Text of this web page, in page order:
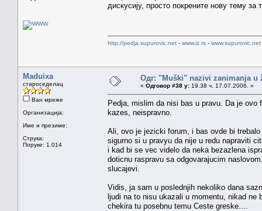
дискусију, просто покрените нову тему за
http://pedja.supurovic.net - www.iz.rs - www.supurovic.net
Maduixa
староседелац
Ван мреже
Организација:
Име и презиме:
Струка:
Поруке: 1.014
Одг: "Muški" nazivi zanimanja u
« Одговор #38 у: 19.38 ч. 17.07.2006. »
Pedja, mislim da nisi bas u pravu. Da je
kazes, neispravno.
Ali, ovo je jezicki forum, i bas ovde bi
sigurno si u pravyu da nije u redu napraviti
i kad bi se vec videlo da neka bezazlena
doticnu raspravu sa odgovarajucim
slucajevi.
Vidis, ja sam u poslednjih nekoliko dana
ljudi na to nisu ukazali u momentu, nikad ne
chekira tu posebnu temu Ceste greske....